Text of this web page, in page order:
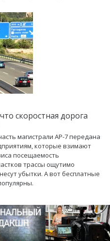
скоростная дорога
магистрали АР-7 передана
которые взимают
посещаемость
трассы ощутимо
убытки. А вот бесплатные